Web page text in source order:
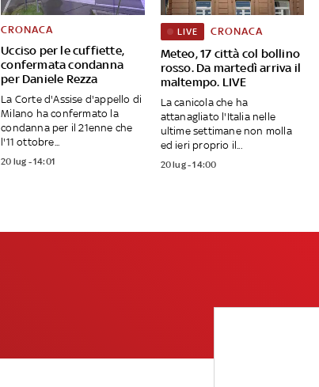
Ucciso per le cuffiette,
confermata condanna
per Daniele Rezza
CRONACA
La Corte d'Assise d'appello di
Milano ha confermato la
condanna per il 21enne che
l'11 ottobre...
20 lug - 14:01
Meteo, 17 città col bollino
rosso. Da martedì arriva il
maltempo. LIVE
LIVE CRONACA
La canicola che ha
attanagliato l'Italia nelle
ultime settimane non molla
ed ieri proprio il...
20 lug - 14:00